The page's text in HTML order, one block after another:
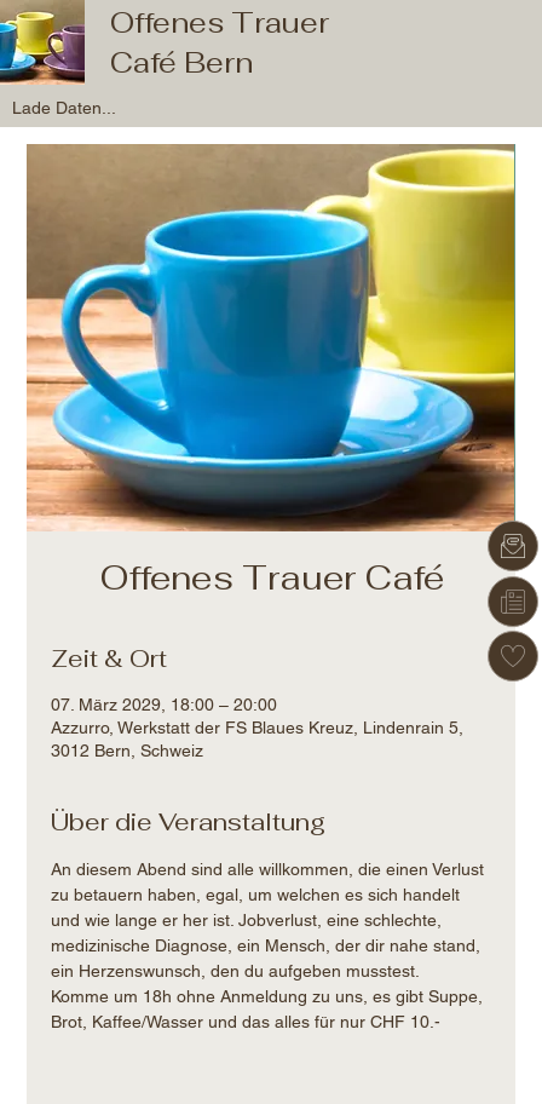
Lade Daten...
Offenes Trauer
Café Bern
Offenes Trauer Café
Zeit & Ort
07. März 2029, 18:00 – 20:00
Azzurro, Werkstatt der FS Blaues Kreuz, Lindenrain 5,
3012 Bern, Schweiz
Über die Veranstaltung
An diesem Abend sind alle willkommen, die einen Verlust
zu betauern haben, egal, um welchen es sich handelt
und wie lange er her ist. Jobverlust, eine schlechte,
medizinische Diagnose, ein Mensch, der dir nahe stand,
ein Herzenswunsch, den du aufgeben musstest.
Komme um 18h ohne Anmeldung zu uns, es gibt Suppe,
Brot, Kaffee/Wasser und das alles für nur CHF 10.-